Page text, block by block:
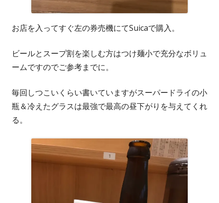
お店を入ってすぐ左の券売機にてSuicaで購入。
ビールとスープ割を楽しむ方はつけ麺小で充分なボリュ
ームですのでご参考までに。
毎回しつこいくらい書いていますがスーパードライの小
瓶＆冷えたグラスは最強で最高の昼下がりを与えてくれ
る。